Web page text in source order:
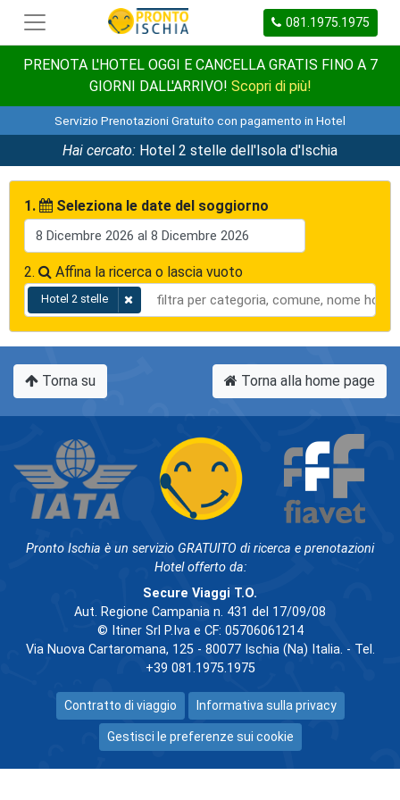
081.1975.1975
PRENOTA L'HOTEL OGGI E CANCELLA GRATIS FINO A 7
GIORNI DALL'ARRIVO! Scopri di più!
Servizio Prenotazioni Gratuito con pagamento in Hotel
Hai cercato: Hotel 2 stelle dell'Isola d'Ischia
1. Seleziona le date del soggiorno
2. Affina la ricerca o lascia vuoto
Hotel 2 stelle
Torna su Torna alla home page
Pronto Ischia è un servizio GRATUITO di ricerca e prenotazioni
Hotel offerto da:
Secure Viaggi T.O.
Aut. Regione Campania n. 431 del 17/09/08
© Itiner Srl P.Iva e CF: 05706061214
Via Nuova Cartaromana, 125 - 80077 Ischia (Na) Italia. - Tel.
+39 081.1975.1975
Contratto di viaggio Informativa sulla privacy
Gestisci le preferenze sui cookie